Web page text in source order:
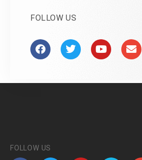
FOLLOW US
FOLLOW US